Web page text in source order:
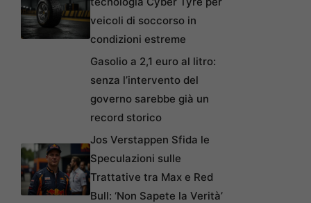
veicoli di soccorso in
condizioni estreme
Gasolio a 2,1 euro al litro:
senza l’intervento del
governo sarebbe già un
record storico
Jos Verstappen Sfida le
Speculazioni sulle
Trattative tra Max e Red
Bull: ‘Non Sapete la Verità’